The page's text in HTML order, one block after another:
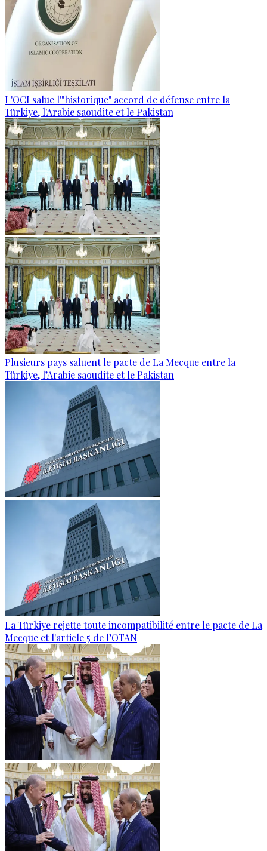
L'OCI salue l'"historique" accord de défense entre la
Türkiye, l'Arabie saoudite et le Pakistan
Plusieurs pays saluent le pacte de La Mecque entre la
Türkiye, l’Arabie saoudite et le Pakistan
La Türkiye rejette toute incompatibilité entre le pacte de La
Mecque et l'article 5 de l’OTAN